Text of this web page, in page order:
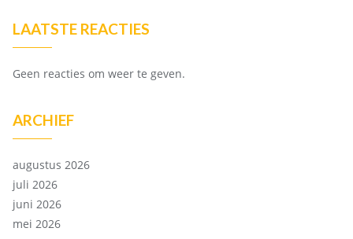
LAATSTE REACTIES
Geen reacties om weer te geven.
ARCHIEF
augustus 2026
juli 2026
juni 2026
mei 2026